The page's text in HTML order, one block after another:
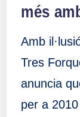
més
Amb
Tres
anuncia
per a